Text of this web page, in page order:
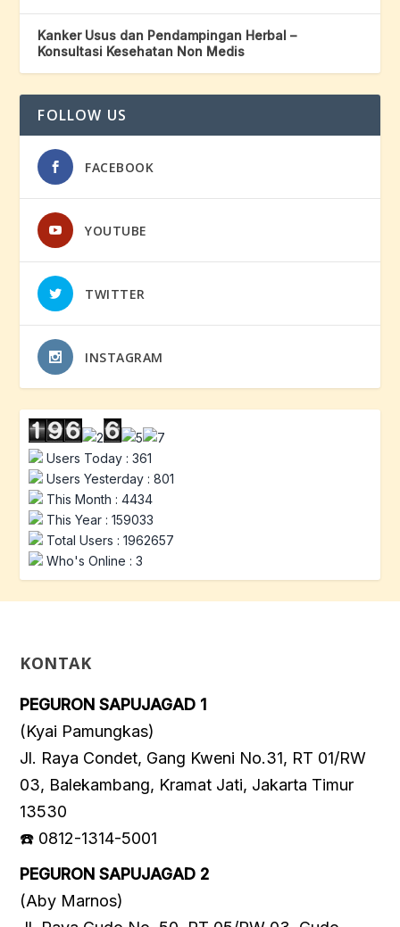
Kanker Usus dan Pendampingan Herbal –
Konsultasi Kesehatan Non Medis
FOLLOW US
FACEBOOK
YOUTUBE
TWITTER
INSTAGRAM
Users Today : 361
Users Yesterday : 801
This Month : 4434
This Year : 159033
Total Users : 1962657
Who's Online : 3
KONTAK
PEGURON SAPUJAGAD 1
(Kyai Pamungkas)
Jl. Raya Condet, Gang Kweni No.31, RT 01/RW
03, Balekambang, Kramat Jati, Jakarta Timur
13530
☎️ 0812-1314-5001
PEGURON SAPUJAGAD 2
(Aby Marnos)